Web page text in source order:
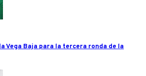
Vega Baja para la tercera ronda de la